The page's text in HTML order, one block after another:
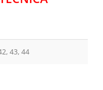
43, 44